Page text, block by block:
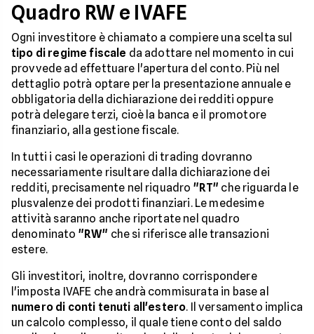
Quadro RW e IVAFE
Ogni investitore è chiamato a compiere una scelta sul
tipo di regime fiscale da adottare nel momento in cui
provvede ad effettuare l'apertura del conto. Più nel
dettaglio potrà optare per la presentazione annuale e
obbligatoria della dichiarazione dei redditi oppure
potrà delegare terzi, cioè la banca e il promotore
finanziario, alla gestione fiscale.
In tutti i casi le operazioni di trading dovranno
necessariamente risultare dalla dichiarazione dei
redditi, precisamente nel riquadro "RT" che riguarda le
plusvalenze dei prodotti finanziari. Le medesime
attività saranno anche riportate nel quadro
denominato "RW" che si riferisce alle transazioni
estere.
Gli investitori, inoltre, dovranno corrispondere
l'imposta IVAFE che andrà commisurata in base al
numero di conti tenuti all'estero. Il versamento implica
un calcolo complesso, il quale tiene conto del saldo